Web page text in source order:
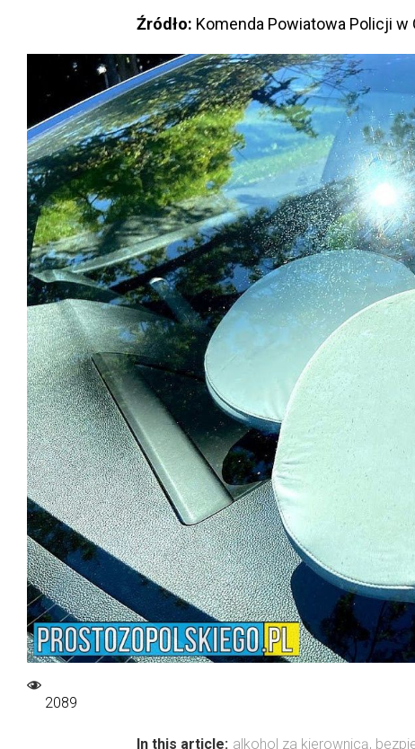
Źródło: Komenda Powiatowa Policji w
2089
In this article: alkohol za kierownicą,